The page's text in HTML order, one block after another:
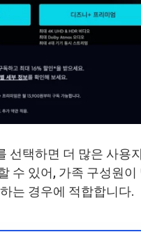
선택하면 더 많은 사용
수 있어, 가족 구성원이
는 경우에 적합합니다.